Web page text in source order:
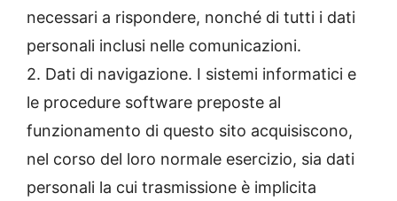
necessari a rispondere, nonché di tutti i dati
personali inclusi nelle comunicazioni.
2. Dati di navigazione. I sistemi informatici e
le procedure software preposte al
funzionamento di questo sito acquisiscono,
nel corso del loro normale esercizio, sia dati
personali la cui trasmissione è implicita